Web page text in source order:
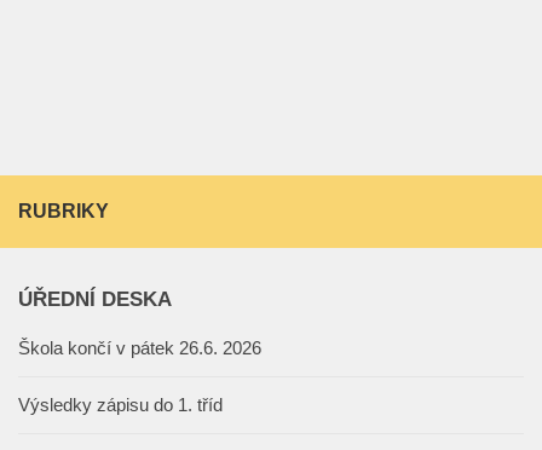
RUBRIKY
ÚŘEDNÍ DESKA
Škola končí v pátek 26.6. 2026
Výsledky zápisu do 1. tříd